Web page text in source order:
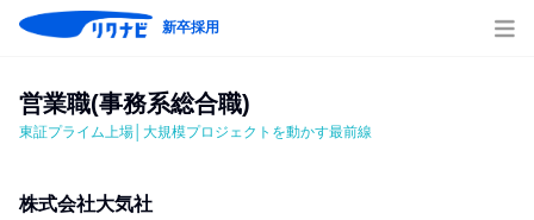
新卒採用
営業職(事務系総合職)
東証プライム上場│大規模プロジェクトを動かす最前線
株式会社大気社